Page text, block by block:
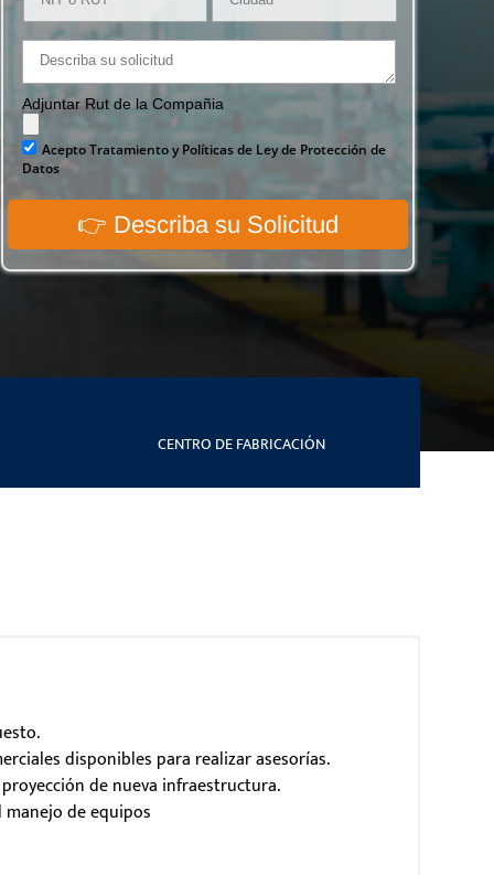
CENTRO DE FABRICACIÓN
disponibles para realizar asesorías.
de nueva infraestructura.
de equipos